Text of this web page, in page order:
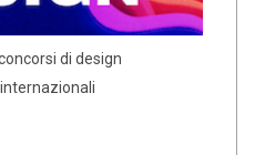
di design